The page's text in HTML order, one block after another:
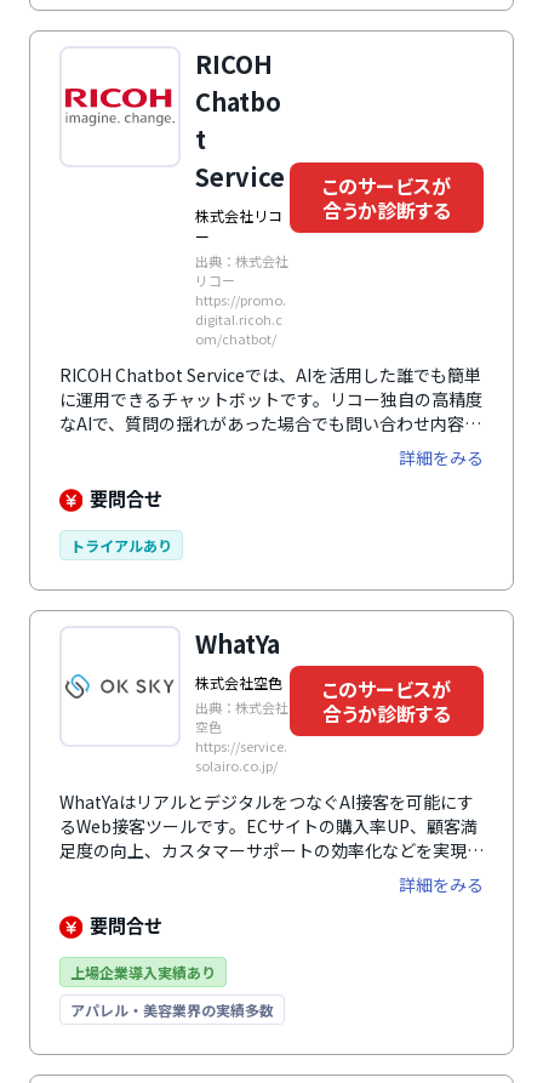
ューサイトで最優秀ソフトウェア賞を受賞するなど、高
い評価を得ています。
RICOH
Chatbo
t
Service
株式会社リコ
ー
出典：株式会社
リコー
https://promo.
digital.ricoh.c
om/chatbot/
このサービスが
合うか診断する
RICOH Chatbot Serviceでは、AIを活用した誰でも簡単
に運用できるチャットボットです。リコー独自の高精度
なAIで、質問の揺れがあった場合でも問い合わせ内容を
高精度で認識することができます。使い方も簡単で、
Excelフォーマットに質問と回答を入力してインポート
するだけです。オペレーターが直接応対する有人チャッ
す。また、Microsoft Teams™/SharePoint、チャット
連携できる機能があり、今までの業務の大幅な変更をせ
ずとも、サービスを利用することができます。さらに、
グラフィカルで見やすい管理画面が用意されており、誰
でも操作しやすいようになっています。
詳細をみる
要問合せ
トライアルあり
WhatYa
株式会社空色
出典：株式会社
空色
https://service.
solairo.co.jp/
このサービスが
合うか診断する
WhatYaはリアルとデジタルをつなぐAI接客を可能にす
るWeb接客ツールです。ECサイトの購入率UP、顧客満
足度の向上、カスタマーサポートの効率化などを実現し
詳細をみる
要問合せ
上場企業導入実績あり
アパレル・美容業界の実績多数